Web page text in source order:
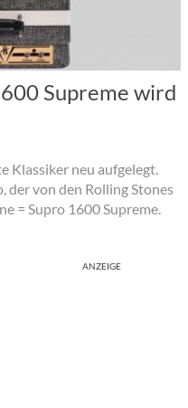
Supreme wird
Klassiker neu aufgelegt.
von den Rolling Stones
= Supro 1600 Supreme.
ANZEIGE